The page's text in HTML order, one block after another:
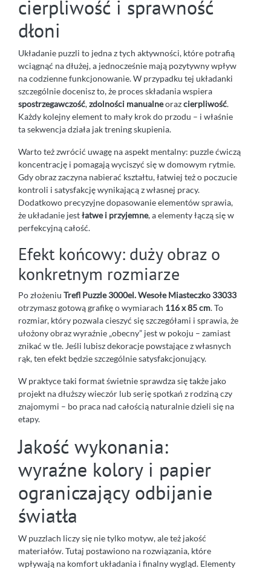
cierpliwość i sprawność
dłoni
Układanie puzzli to jedna z tych aktywności, które potrafią
wciągnąć na dłużej, a jednocześnie mają pozytywny wpływ
na codzienne funkcjonowanie. W przypadku tej układanki
szczególnie docenisz to, że proces składania wspiera
spostrzegawczość,zdolności manualneorazcierpliwość.
Każdy kolejny element to mały krok do przodu – i właśnie
ta sekwencja działa jak trening skupienia.
Warto też zwrócić uwagę na aspekt mentalny: puzzle ćwiczą
koncentrację i pomagają wyciszyć się w domowym rytmie.
Gdy obraz zaczyna nabierać kształtu, łatwiej też o poczucie
kontroli i satysfakcję wynikającą z własnej pracy.
Dodatkowo precyzyjne dopasowanie elementów sprawia,
że układanie jestłatwe i przyjemne, a elementy łączą się w
perfekcyjną całość.
Efekt końcowy: duży obraz o
konkretnym rozmiarze
Po złożeniu Trefl Puzzle 3000el. Wesołe Miasteczko 33033
otrzymasz gotową grafikę o wymiarach 116 x 85 cm. To
rozmiar, który pozwala cieszyć się szczegółami i sprawia, że
ułożony obraz wyraźnie „obecny” jest w pokoju – zamiast
znikać w tle. Jeśli lubisz dekoracje powstające z własnych
rąk, ten efekt będzie szczególnie satysfakcjonujący.
W praktyce taki format świetnie sprawdza się także jako
projekt na dłuższy wieczór lub serię spotkań z rodziną czy
znajomymi – bo praca nad całością naturalnie dzieli się na
etapy.
Jakość wykonania:
wyraźne kolory i papier
ograniczający odbijanie
światła
W puzzlach liczy się nie tylko motyw, ale też jakość
materiałów. Tutaj postawiono na rozwiązania, które
wpływają na komfort układania i finalny wygląd. Elementy